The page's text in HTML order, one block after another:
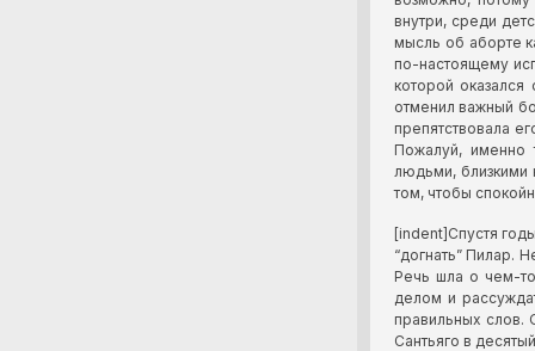
внутри, среди
мысль об аборте
по-настоящему
которой
отменил важный
препятствовала
Пожалуй, именно
людьми, близкими
том, чтобы
[indent]Спустя
“догнать” Пилар.
Речь шла о чем-то
делом и
правильных слов.
Сантьяго в